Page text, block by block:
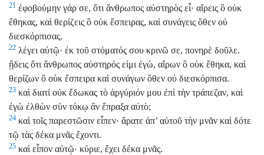
21 ἐφοβούμην γάρ σε, ὅτι ἄνθρωπος αὐστηρὸς εἶ· αἴρεις ὃ οὐκ
ἔθηκας, καὶ θερίζεις ὃ οὐκ ἔσπειρας, καὶ συνάγεις ὅθεν οὐ
διεσκόρπισας.
22 λέγει αὐτῷ· ἐκ τοῦ στόματός σου κρινῶ σε, πονηρὲ δοῦλε.
ᾔδεις ὅτι ἄνθρωπος αὐστηρός εἰμι ἐγὼ, αἴρων ὃ οὐκ ἔθηκα, καὶ
θερίζων ὃ οὐκ ἔσπειρα καὶ συνάγων ὅθεν οὐ διεσκόρπισα.
23 καὶ διατί οὐκ ἔδωκας τὸ ἀργύριόν μου ἐπὶ τὴν τράπεζαν, καὶ
ἐγὼ ἐλθὼν σὺν τόκῳ ἂν ἔπραξα αὐτὸ;
24 καὶ τοῖς παρεστῶσιν εἶπεν· ἄρατε ἀπ’ αὐτοῦ τὴν μνᾶν καὶ δότε
τῷ τὰς δέκα μνᾶς ἔχοντι.
25 καὶ εἶπον αὐτῷ· κύριε, ἔχει δέκα μνᾶς.